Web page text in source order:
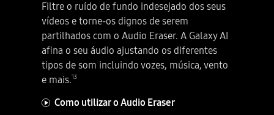
Filtre o ruído de fundo indesejado dos seus
vídeos e torne-os dignos de serem
partilhados com o Audio Eraser. A Galaxy AI
afina o seu áudio ajustando os diferentes
tipos de som incluindo vozes, música, vento
e mais.13
Como utilizar o Audio Eraser